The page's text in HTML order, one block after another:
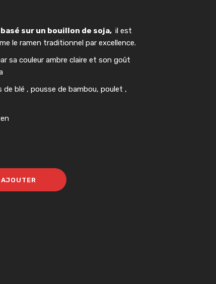
sur un bouillon de soja, il est
le ramen traditionnel par excellence.
sa couleur ambre claire et son goût
de blé , pousse de bambou, poulet ,
AJOUTER